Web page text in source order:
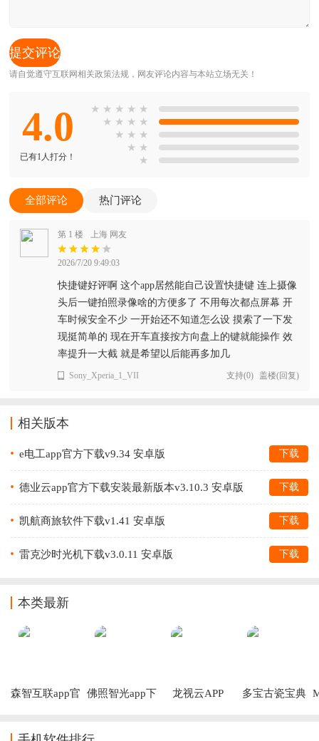
请自觉遵守互联网相关政策法规，网友评论内容与本站立场无关！
4.0
已有1人打分！
★ ★ ★ ★ ★
★ ★ ★ ★
★ ★ ★
★ ★
★
全部评论 热门评论
第 1 楼 上海 网友
2026/7/20 9:49:03
快捷键好评啊 这个app居然能自己设置快捷键 连上摄像
头后一键拍照录像啥的方便多了 不用每次都点屏幕 开
车时候安全不少 一开始还不知道怎么设 摸索了一下发
现挺简单的 现在开车直接按方向盘上的键就能操作 效
率提升一大截 就是希望以后能再多加几
Sony_Xperia_1_VII 支持(0) 盖楼(回复)
相关版本
e电工app官方下载v9.34 安卓版 下载
德业云app官方下载安装最新版本v3.10.3 安卓版 下载
凯航商旅软件下载v1.41 安卓版 下载
雷克沙时光机下载v3.0.11 安卓版 下载
本类最新
森智互联app官
佛照智光app下
龙视云APP
多宝古瓷宝典